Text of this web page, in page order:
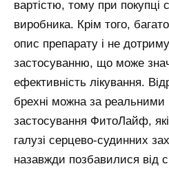
вартістю, тому при покупці
виробника. Крім того,
опис препарату і не
застосуванню, що може
ефективність лікування.
брехні можна за реальними
застосування ФитоЛайф,
галузі серцево-судинних
назавжди позбавилися від